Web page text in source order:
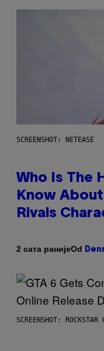
SCREENSHOT: NETEASE
Who Is The
Know
Rivals
2 сата ранијеOd
SCREENSHOT: ROCKSTAR